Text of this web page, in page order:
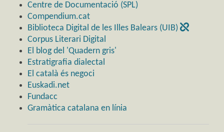
Centre de Documentació (SPL)
Compendium.cat
Biblioteca Digital de les Illes Balears (UIB)
Corpus Literari Digital
El blog del 'Quadern gris'
Estratigrafia dialectal
El català és negoci
Euskadi.net
Fundacc
Gramàtica catalana en línia